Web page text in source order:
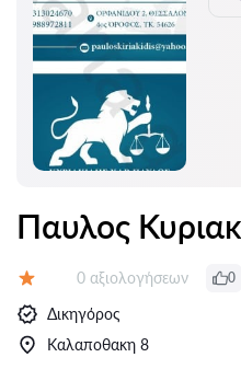
Παυλος
Αξιολογήσεις:
0 αξιολογήσεων 0
Δικηγόρος
Καλαποθακη 8